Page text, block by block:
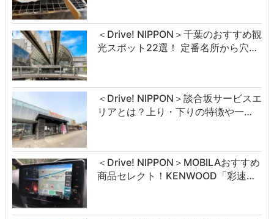
＜Drive! NIPPON＞千葉のおすすめ観
光スポット22選！ 定番名所から穴…
＜Drive! NIPPON＞談合坂サービスエ
リアとは？上り・下りの特徴や一…
＜Drive! NIPPON＞MOBILAおすすめ
商品セレクト！KENWOOD「彩速…